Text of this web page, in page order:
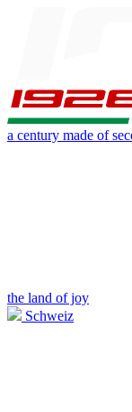
a century made of
the land of joy
Schweiz